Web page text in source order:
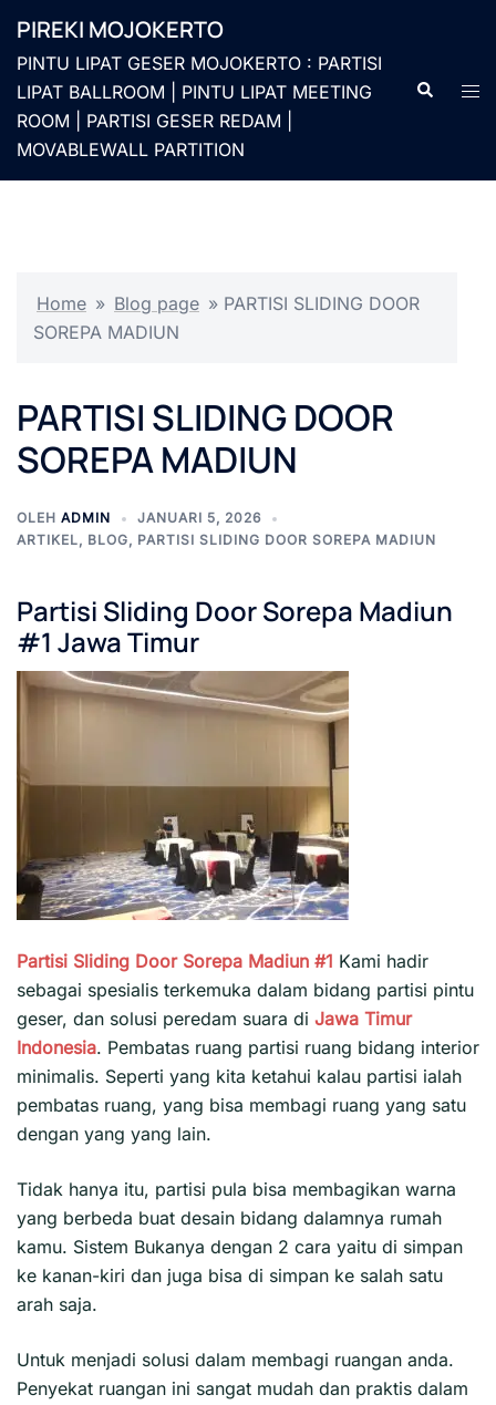
kePIREKI MOJOKERTO
PINTU LIPAT GESER MOJOKERTO : PARTISI
LIPAT BALLROOM | PINTU LIPAT MEETING
ROOM | PARTISI GESER REDAM |
MOVABLEWALL PARTITION
Cari
Home » Blog page » PARTISI SLIDING DOOR
SOREPA MADIUN
PARTISI SLIDING DOOR
SOREPA MADIUN
OLEH ADMIN
JANUARI 5, 2026
ARTIKEL, BLOG, PARTISI SLIDING DOOR SOREPA MADIUN
Partisi Sliding Door Sorepa Madiun
#1 Jawa Timur
Partisi Sliding Door Sorepa Madiun #1 Kami hadir
sebagai spesialis terkemuka dalam bidang partisi pintu
geser, dan solusi peredam suara di Jawa Timur
Indonesia. Pembatas ruang partisi ruang bidang interior
minimalis. Seperti yang kita ketahui kalau partisi ialah
pembatas ruang, yang bisa membagi ruang yang satu
dengan yang yang lain.
Tidak hanya itu, partisi pula bisa membagikan warna
yang berbeda buat desain bidang dalamnya rumah
kamu. Sistem Bukanya dengan 2 cara yaitu di simpan
ke kanan-kiri dan juga bisa di simpan ke salah satu
arah saja.
Untuk menjadi solusi dalam membagi ruangan anda.
Penyekat ruangan ini sangat mudah dan praktis dalam